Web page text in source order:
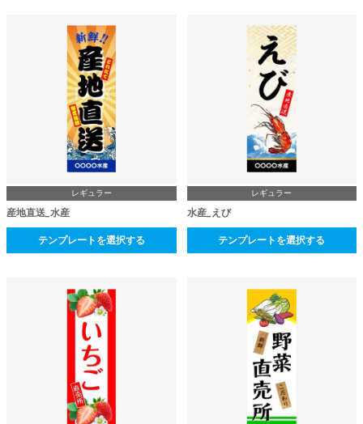
レギュラー
産地直送_水産
テンプレートを選択する
レギュラー
水産_えび
テンプレートを選択する